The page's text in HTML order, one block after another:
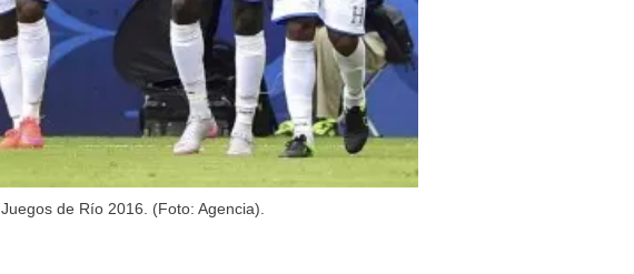
de Río 2016. (Foto: Agencia).